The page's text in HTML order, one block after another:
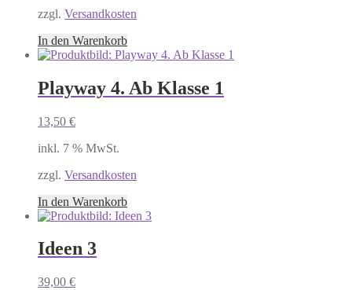
zzgl. Versandkosten
In den Warenkorb
Playway 4. Ab Klasse 1
13,50 €
inkl. 7 % MwSt.
zzgl. Versandkosten
In den Warenkorb
Ideen 3
39,00 €